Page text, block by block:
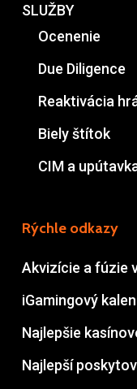
SLUŽBY
Ocenenie
Due Diligence
Reaktivácia
Biely štítok
CIM a
Rýchle odkazy
Akvizície a fúzie
iGamingový
Najlepšie
Najlepší